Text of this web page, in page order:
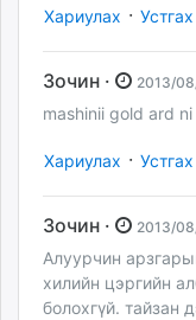
Хариулах · Устгах
Зочин · 2013/
mashinii gold ard
Хариулах · Устгах
Зочин · 2013/
Алуурчин
хилийн цэргийн
болохгүй. тайзан